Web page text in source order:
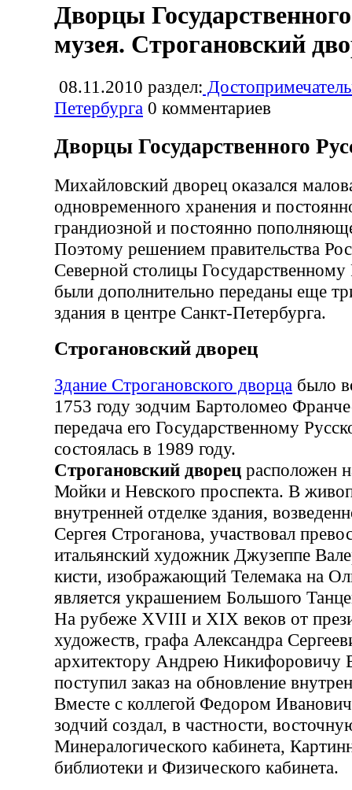
Дворцы
музея. Строгановский
08.11.2010 раздел:
Петербурга 0 комментариев
Дворцы Государственного
Михайловский дворец оказался
одновременного хранения и
грандиозной и постоянно
Поэтому решением правительства
Северной столицы
были дополнительно переданы еще
здания в центре Санкт-Петербурга.
Строгановский дворец
Здание Строгановского дворца было
1753 году зодчим Бартоломео
передача его Государственному
состоялась в 1989 году.
Строгановский дворец расположен
Мойки и Невского проспекта. В
внутренней отделке здания,
Сергея Строганова, участвовал
итальянский художник Джузеппе
кисти, изображающий Телемака на
является украшением Большого
На рубеже XVIII и XIX веков от
художеств, графа Александра
архитектору Андрею Никифоровичу
поступил заказ на обновление
Вместе с коллегой Федором
зодчий создал, в частности,
Минералогического кабинета,
библиотеки и Физического кабинета.